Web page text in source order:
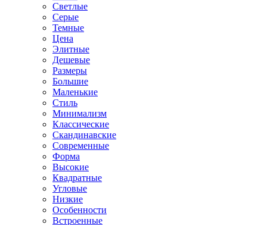
Светлые
Серые
Темные
Цена
Элитные
Дешевые
Размеры
Большие
Маленькие
Стиль
Минимализм
Классические
Скандинавские
Современные
Форма
Высокие
Квадратные
Угловые
Низкие
Особенности
Встроенные